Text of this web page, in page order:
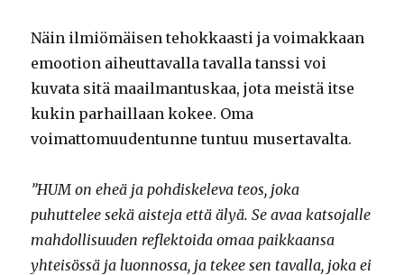
Näin ilmiömäisen tehokkaasti ja voimakkaan
emootion aiheuttavalla tavalla tanssi voi
kuvata sitä maailmantuskaa, jota meistä itse
kukin parhaillaan kokee. Oma
voimattomuudentunne tuntuu musertavalta.
”HUM on eheä ja pohdiskeleva teos, joka
puhuttelee sekä aisteja että älyä. Se avaa katsojalle
mahdollisuuden reflektoida omaa paikkaansa
yhteisössä ja luonnossa, ja tekee sen tavalla, joka ei